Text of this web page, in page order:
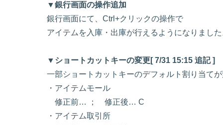
▼銀行画面の操作追加
銀行画面にて、Ctrl+クリックの操作で
アイテムを入庫・出庫が行えるようになりまし
▼ショートカットキーの変更[ 7/31 15:15 追記 ]
一部ショートカットキーのデフォルト割り当て
・アイテムモール
修正前… ； 修正後… C
・アイテム取引所